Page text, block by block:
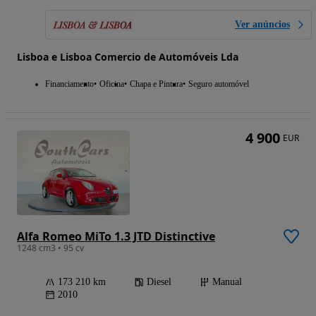
Ver anúncios
Lisboa e Lisboa Comercio de Automóveis Lda
Financiamento Oficina Chapa e Pintura Seguro automóvel
Alfa Romeo MiTo 1.3 JTD Distinctive
1248 cm3 • 95 cv
173 210 km Diesel
Manual
2010
4 900 EUR